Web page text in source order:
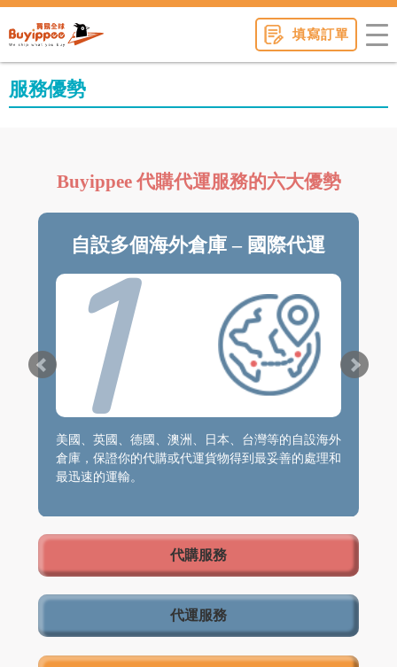
填寫訂單
服務優勢
Buyippee 代購代運服務的六大優勢
自設多個海外倉庫 – 國際代運
1
美國、英國、德國、澳洲、日本、台灣等的自設海外
倉庫，保證你的代購或代運貨物得到最妥善的處理和
最迅速的運輸。
代購服務
代運服務